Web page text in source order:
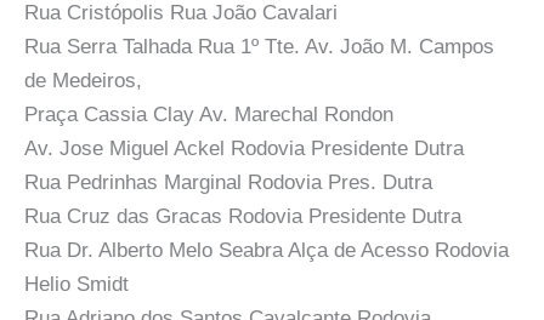
Rua Cristópolis Rua João Cavalari
Rua Serra Talhada Rua 1º Tte. Av. João M. Campos
de Medeiros,
Praça Cassia Clay Av. Marechal Rondon
Av. Jose Miguel Ackel Rodovia Presidente Dutra
Rua Pedrinhas Marginal Rodovia Pres. Dutra
Rua Cruz das Gracas Rodovia Presidente Dutra
Rua Dr. Alberto Melo Seabra Alça de Acesso Rodovia
Helio Smidt